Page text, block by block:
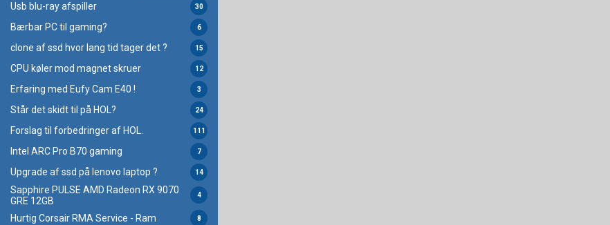
Usb blu-ray afspiller 30
Bærbar PC til gaming? 6
clone af ssd hvor lang tid tager det ? 15
CPU køler mod magnet skruer 12
Erfaring med Eufy Cam E40 ! 3
Står det skidt til på HOL? 24
Forslag til forbedringer af HOL. 111
Intel ARC Pro B70 gaming 7
Upgrade af ssd på lenovo laptop ? 14
Sapphire PULSE AMD Radeon RX 9070
GRE 12GB
4
Hurtig Corsair RMA Service - Ram 8